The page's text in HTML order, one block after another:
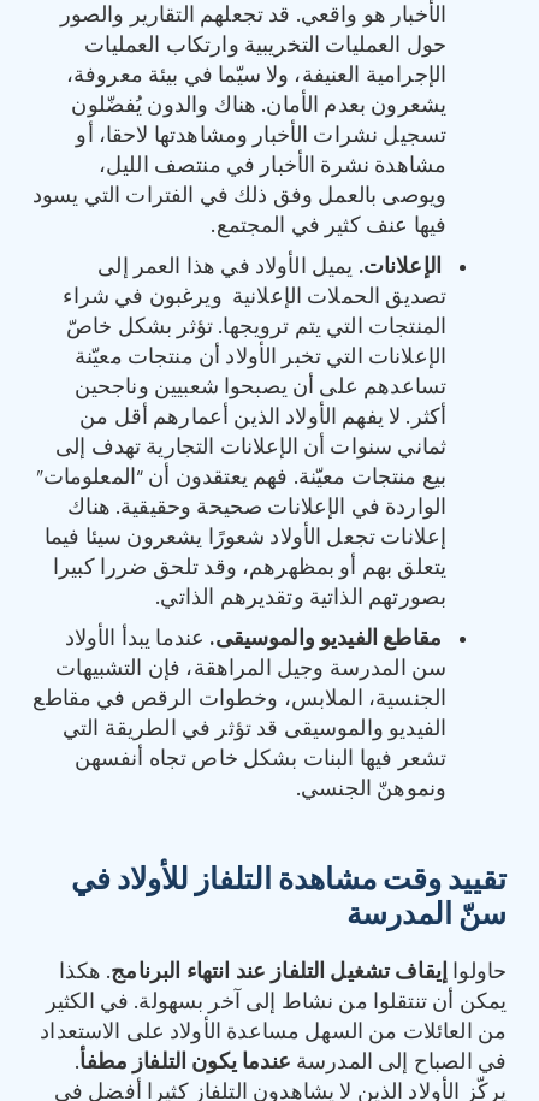
الأخبار هو واقعي. قد تجعلهم التقارير والصور
حول العمليات التخريبية وارتكاب العمليات
الإجرامية العنيفة، ولا سيّما في بيئة معروفة،
يشعرون بعدم الأمان. هناك والدون يُفضّلون
تسجيل نشرات الأخبار ومشاهدتها لاحقا، أو
مشاهدة نشرة الأخبار في منتصف الليل،
ويوصى بالعمل وفق ذلك في الفترات التي يسود
فيها عنف كثير في المجتمع.
الإعلانات. يميل الأولاد في هذا العمر إلى
تصديق الحملات الإعلانية ويرغبون في شراء
المنتجات التي يتم ترويجها. تؤثر بشكل خاصّ
الإعلانات التي تخبر الأولاد أن منتجات معيّنة
تساعدهم على أن يصبحوا شعبيين وناجحين
أكثر. لا يفهم الأولاد الذين أعمارهم أقل من
ثماني سنوات أن الإعلانات التجارية تهدف إلى
بيع منتجات معيّنة. فهم يعتقدون أن “المعلومات”
الواردة في الإعلانات صحيحة وحقيقية. هناك
إعلانات تجعل الأولاد شعورًا يشعرون سيئا فيما
يتعلق بهم أو بمظهرهم، وقد تلحق ضررا كبيرا
بصورتهم الذاتية وتقديرهم الذاتي.
مقاطع الفيديو والموسيقى. عندما يبدأ الأولاد
سن المدرسة وجيل المراهقة، فإن التشبيهات
الجنسية، الملابس، وخطوات الرقص في مقاطع
الفيديو والموسيقى قد تؤثر في الطريقة التي
تشعر فيها البنات بشكل خاص تجاه أنفسهن
ونموهنّ الجنسي.
تقييد وقت مشاهدة التلفاز للأولاد في
سنّ المدرسة
‏حاولوا إيقاف تشغيل التلفاز عند انتهاء البرنامج. هكذا
يمكن أن تنتقلوا من نشاط إلى آخر بسهولة. في الكثير
من العائلات من السهل مساعدة الأولاد على الاستعداد
في الصباح إلى المدرسة عندما يكون التلفاز مطفأ.
يركّز الأولاد الذين لا يشاهدون التلفاز كثيرا أفضل في